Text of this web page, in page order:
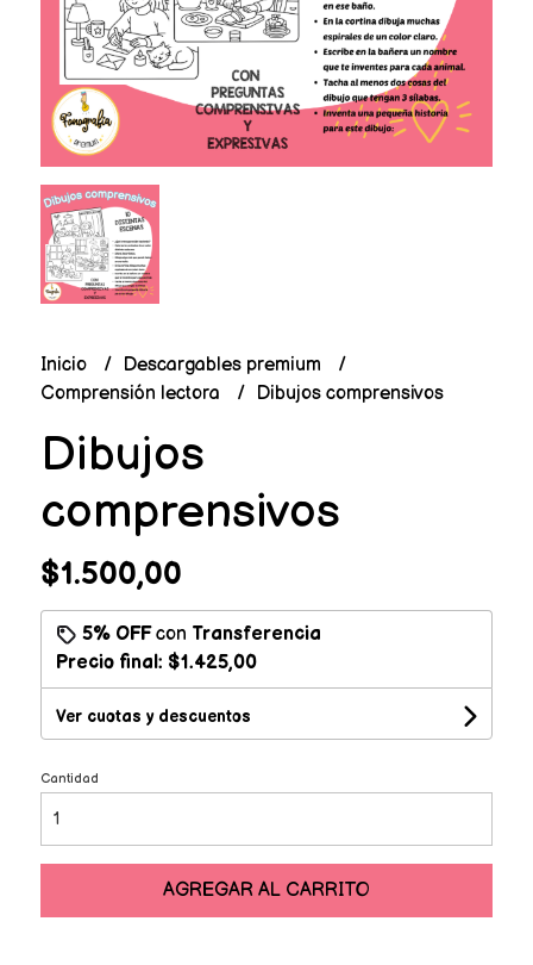
Inicio
Descargables premium
Comprensión lectora
Dibujos comprensivos
Dibujos
comprensivos
$1.500,00
5% OFFcon Transferencia
Precio final: $1.425,00
Ver cuotas y descuentos
Cantidad
AGREGAR AL CARRITO